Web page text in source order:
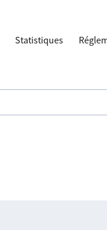
Statistiques